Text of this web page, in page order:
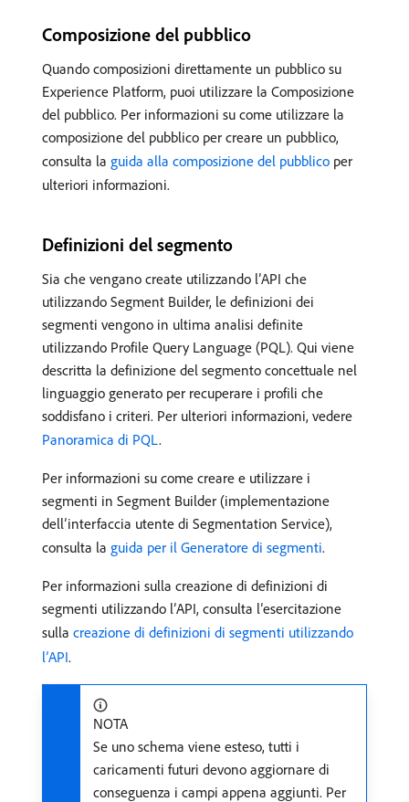
Composizione del pubblico
Quando composizioni direttamente un pubblico su
Experience Platform, puoi utilizzare la Composizione
del pubblico. Per informazioni su come utilizzare la
composizione del pubblico per creare un pubblico,
consulta la guida alla composizione del pubblico per
ulteriori informazioni.
Definizioni del segmento
Sia che vengano create utilizzando l’API che
utilizzando Segment Builder, le definizioni dei
segmenti vengono in ultima analisi definite
utilizzando Profile Query Language (PQL). Qui viene
descritta la definizione del segmento concettuale nel
linguaggio generato per recuperare i profili che
soddisfano i criteri. Per ulteriori informazioni, vedere
Panoramica di PQL.
Per informazioni su come creare e utilizzare i
segmenti in Segment Builder (implementazione
dell’interfaccia utente di Segmentation Service),
consulta la guida per il Generatore di segmenti.
Per informazioni sulla creazione di definizioni di
segmenti utilizzando l’API, consulta l’esercitazione
sulla creazione di definizioni di segmenti utilizzando
l’API.
NOTA
Se uno schema viene esteso, tutti i
caricamenti futuri devono aggiornare di
conseguenza i campi appena aggiunti. Per